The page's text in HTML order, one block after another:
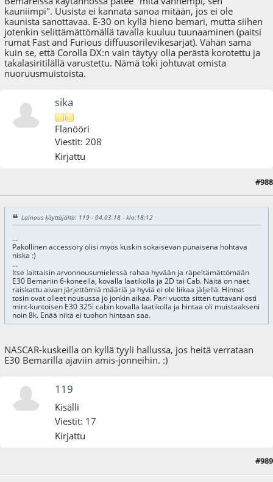
kauniimpi". Uusista ei kannata sanoa mitään, jos ei ole
kaunista sanottavaa. E-30 on kyllä hieno bemari, mutta siihen
jotenkin selittämättömällä tavalla kuuluu tuunaaminen (paitsi
rumat Fast and Furious diffuusorilevikesarjat). Vähän sama
kuin se, että Corolla DX:n vain täytyy olla perästä korotettu ja
takalasiritilällä varustettu. Nämä toki johtuvat omista
nuoruusmuistoista.
sika
Flanööri
Viestit: 208
Kirjattu
#988
Lainaus käyttäjältä: 119 - 04.03.18 - klo:18:12
...
Pakollinen accessory olisi myös kuskin sokaisevan punaisena hohtava
niska :)
...
Itse laittaisin arvonnousumielessä rahaa hyvään ja räpeltämättömään
E30 Bemariin 6-koneella, kovalla laatikolla ja 2D tai Cab. Näitä on näet
raiskattu aivan järjettömiä määriä ja hyviä ei ole liikaa jäljellä. Hinnat
tosin ovat olleet nousussa jo jonkin aikaa. Pari vuotta sitten tuttavani osti
mint-kuntoisen E30 325i cabin kovalla laatikolla ja hintaa oli muistaakseni
noin 8k. Enää niitä ei tuohon hintaan saa.
NASCAR-kuskeilla on kyllä tyyli hallussa, jos heitä verrataan
E30 Bemarilla ajaviin amis-jonneihin. :)
119
Kisälli
Viestit: 17
Kirjattu
#989